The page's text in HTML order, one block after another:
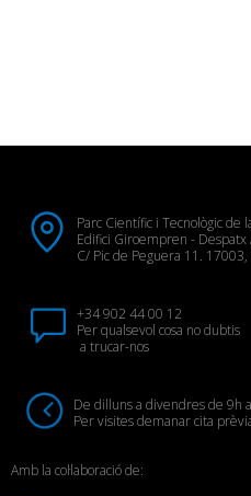
Parc Científic i Tecnològic de
Edifici Giroempren - Despatx
C/ Pic de Peguera 11. 17003,
+34 902 44 00 12
Per qualsevol cosa no dubtis
a trucar-nos
De dilluns a divendres de 9h
Per visites demanar cita
Amb la col·laboració de: